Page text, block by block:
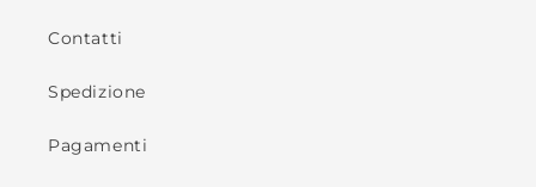
Contatti
Spedizione
Pagamenti